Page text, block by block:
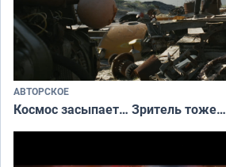
АВТОРСКОЕ
Космос засыпает… Зритель тоже…